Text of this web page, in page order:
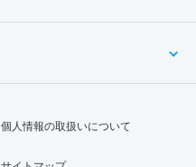
個人情報の取扱いについて